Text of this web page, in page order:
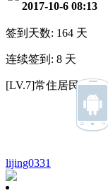
2017-10-6 08:13
签到天数: 164 天
连续签到: 8 天
[LV.7]常住居民III
lijing0331